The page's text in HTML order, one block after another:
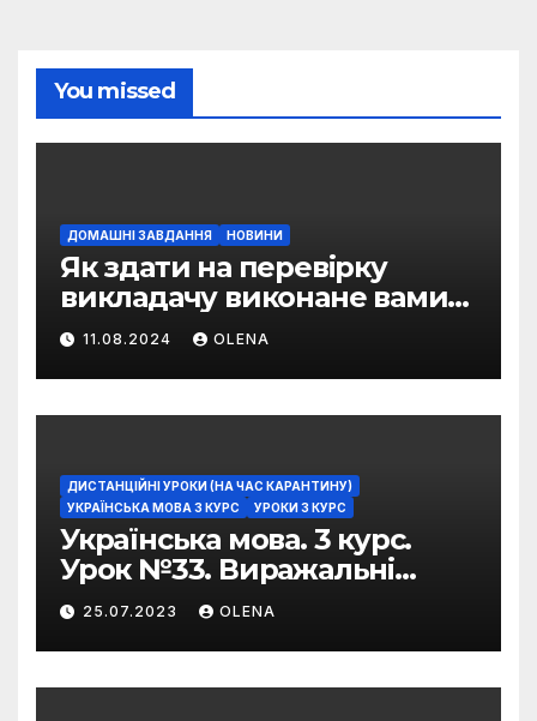
You missed
ДОМАШНІ ЗАВДАННЯ НОВИНИ
Як здати на перевірку
викладачу виконане вами
домашнє завдання
11.08.2024 OLENA
ДИСТАНЦІЙНІ УРОКИ (НА ЧАС КАРАНТИНУ)
УКРАЇНСЬКА МОВА 3 КУРС
УРОКИ 3 КУРС
Українська мова. 3 курс.
Урок №33. Виражальні
можливості фразеологізмів
25.07.2023 OLENA